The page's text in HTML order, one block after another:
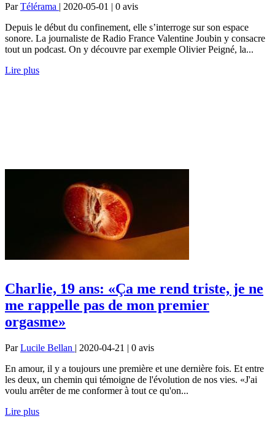
ParTélérama | 2020-05-01 | 0 avis
Depuis le début du confinement, elle s’interroge sur son espace
sonore. La journaliste de Radio France Valentine Joubin y consacre
tout un podcast. On y découvre par exemple Olivier Peigné, la...
Lire plus
Charlie, 19 ans: «Ça me rend triste, je ne
me rappelle pas de mon premier
orgasme»
ParLucile Bellan | 2020-04-21 | 0 avis
En amour, il y a toujours une première et une dernière fois. Et entre
les deux, un chemin qui témoigne de l'évolution de nos vies. «J'ai
voulu arrêter de me conformer à tout ce qu'on...
Lire plus